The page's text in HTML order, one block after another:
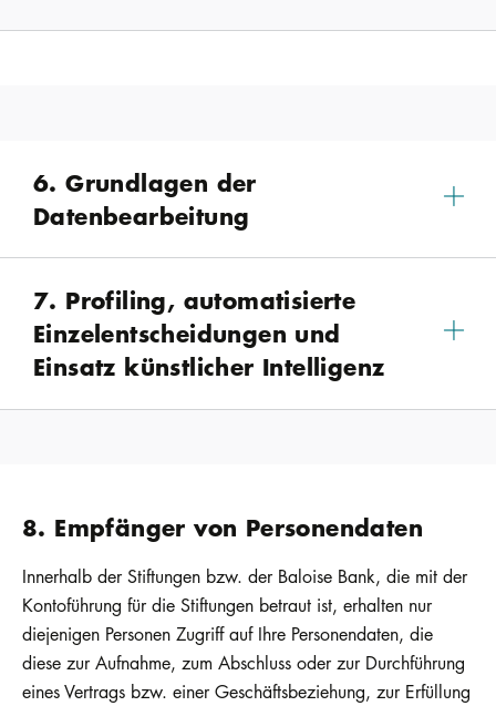
6. Grundlagen der
Datenbearbeitung
7. Profiling, automatisierte
Einzelentscheidungen und
Einsatz künstlicher Intelligenz
8. Empfänger von Personendaten
Innerhalb der Stiftungen bzw. der Baloise Bank, die mit der
Kontoführung für die Stiftungen betraut ist, erhalten nur
diejenigen Personen Zugriff auf Ihre Personendaten, die
diese zur Aufnahme, zum Abschluss oder zur Durchführung
eines Vertrags bzw. einer Geschäftsbeziehung, zur Erfüllung